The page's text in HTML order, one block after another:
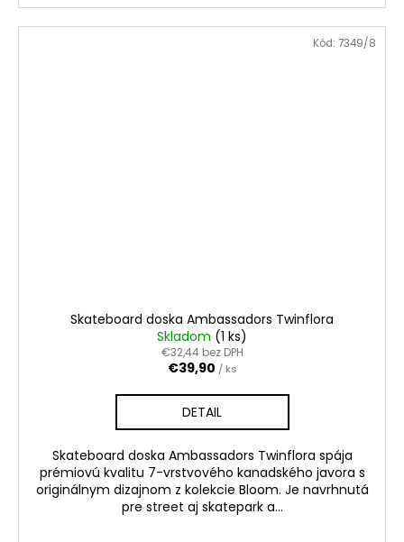
Skateboard doska Ambassadors Twinflora
Skladom (1 ks)
€32,44 bez DPH
€39,90 / ks
DETAIL
Skateboard doska Ambassadors Twinflora spája
prémiovú kvalitu 7-vrstvového kanadského javora s
originálnym dizajnom z kolekcie Bloom. Je navrhnutá
pre street aj skatepark a...
Kód: 7349/8